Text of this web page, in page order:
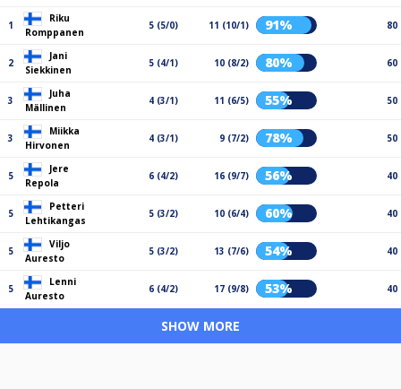
1
Riku
Romppanen
5 (5/0) 11 (10/1) 91% 80
2
Jani
Siekkinen
5 (4/1) 10 (8/2) 80% 60
3
Juha
Mällinen
4 (3/1) 11 (6/5) 55% 50
3
Miikka
Hirvonen
4 (3/1) 9 (7/2) 78% 50
5
Jere
Repola
6 (4/2) 16 (9/7) 56% 40
5
Petteri
Lehtikangas
5 (3/2) 10 (6/4) 60% 40
5
Viljo
Auresto
5 (3/2) 13 (7/6) 54% 40
5
Lenni
Auresto
6 (4/2) 17 (9/8) 53% 40
SHOW MORE